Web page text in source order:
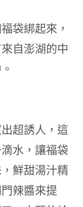
袋綁起來，
自澎湖的中
超誘人，這
水，讓福袋
鮮甜湯汁精
辣醬來提